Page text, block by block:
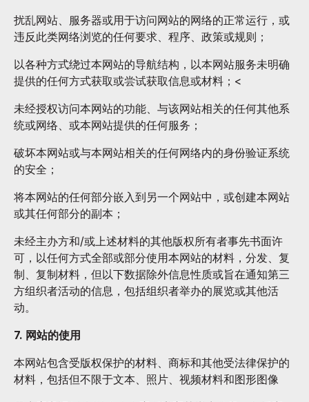
扰乱网站、服务器或用于访问网站的网络的正常运行，或
违反此类网络浏览的任何要求、程序、政策或规则；
以各种方式绕过本网站的导航结构，以本网站服务未明确
提供的任何方式获取或尝试获取信息或材料；<
未经授权访问本网站的功能、与该网站相关的任何其他系
统或网络、或本网站提供的任何服务；
破坏本网站或与本网站相关的任何网络内的身份验证系统
的安全；
将本网站的任何部分嵌入到另一个网站中，或创建本网站
或其任何部分的副本；
未经主办方和/或上述材料的其他版权所有者事先书面许
可，以任何方式全部或部分使用本网站的材料，分发、复
制、复制材料，但以下数据除外信息性质或旨在通知第三
方组织者活动的信息，包括组织者举办的展览或其他活
动。
7. 网站的使用
本网站包含受版权保护的材料、商标和其他受法律保护的
材料，包括但不限于文本、照片、视频材料和图形图像